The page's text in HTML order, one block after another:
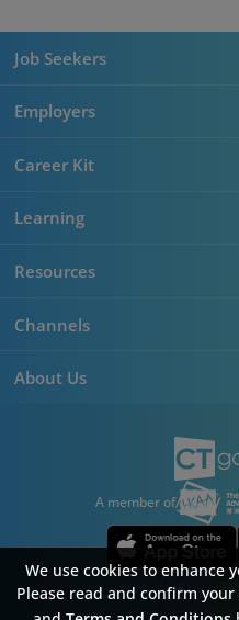
Job Seekers
Employers
Career Kit
Learning
Resources
Channels
About Us
A member of
We use cookies to enhance
Please read and confirm